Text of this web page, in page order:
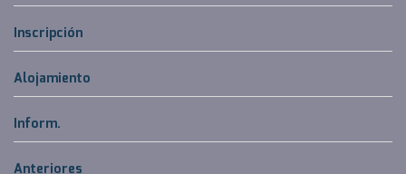
Inscripción
Alojamiento
Inform.
Anteriores